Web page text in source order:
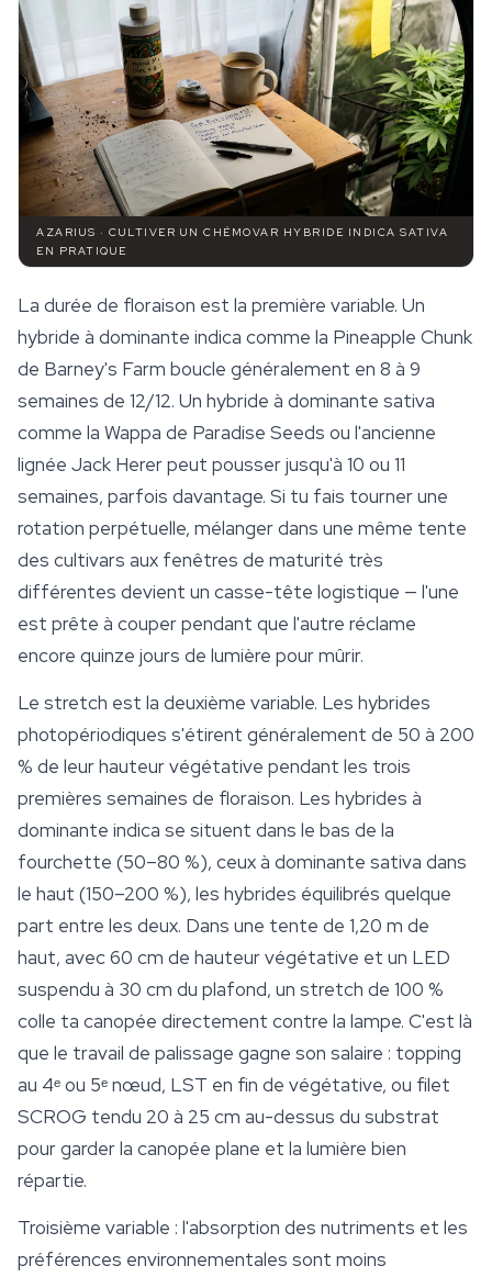
AZARIUS · CULTIVER UN CHÉMOVAR HYBRIDE INDICA SATIVA
EN PRATIQUE
La durée de floraison est la première variable. Un
hybride à dominante indica comme la Pineapple Chunk
de Barney's Farm boucle généralement en 8 à 9
semaines de 12/12. Un hybride à dominante sativa
comme la Wappa de Paradise Seeds ou l'ancienne
lignée Jack Herer peut pousser jusqu'à 10 ou 11
semaines, parfois davantage. Si tu fais tourner une
rotation perpétuelle, mélanger dans une même tente
des cultivars aux fenêtres de maturité très
différentes devient un casse-tête logistique — l'une
est prête à couper pendant que l'autre réclame
encore quinze jours de lumière pour mûrir.
Le stretch est la deuxième variable. Les hybrides
photopériodiques s'étirent généralement de 50 à 200
% de leur hauteur végétative pendant les trois
premières semaines de floraison. Les hybrides à
dominante indica se situent dans le bas de la
fourchette (50–80 %), ceux à dominante sativa dans
le haut (150–200 %), les hybrides équilibrés quelque
part entre les deux. Dans une tente de 1,20 m de
haut, avec 60 cm de hauteur végétative et un LED
suspendu à 30 cm du plafond, un stretch de 100 %
colle ta canopée directement contre la lampe. C'est là
que le travail de palissage gagne son salaire : topping
au 4ᵉ ou 5ᵉ nœud, LST en fin de végétative, ou filet
SCROG tendu 20 à 25 cm au-dessus du substrat
pour garder la canopée plane et la lumière bien
répartie.
Troisième variable : l'absorption des nutriments et les
préférences environnementales sont moins